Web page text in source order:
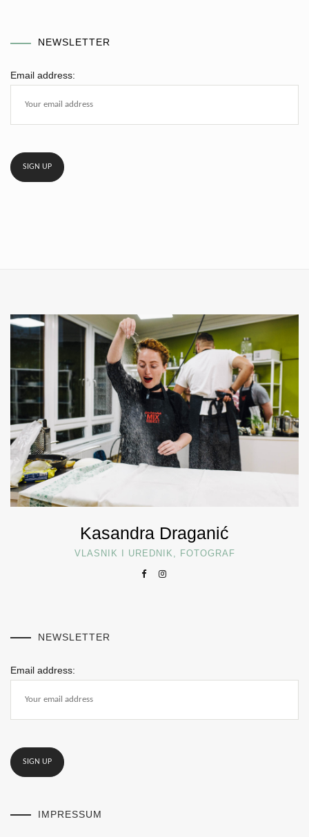
NEWSLETTER
Email address:
Kasandra Draganić
VLASNIK I UREDNIK, FOTOGRAF
NEWSLETTER
Email address:
IMPRESSUM